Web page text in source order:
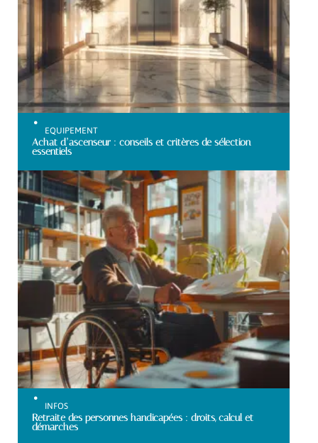
EQUIPEMENT
Achat d’ascenseur : conseils et critères de sélection
essentiels
INFOS
Retraite des personnes handicapées : droits, calcul et
démarches